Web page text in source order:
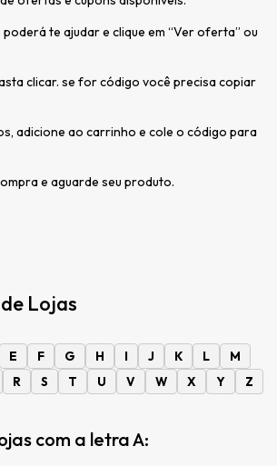
poderá te ajudar e clique em “Ver oferta” ou
clicar. se for código você precisa copiar
adicione ao carrinho e cole o código para
e aguarde seu produto.
Lojas
E F G H I J K L
M
R S T U V W X Y Z
com a letra A: